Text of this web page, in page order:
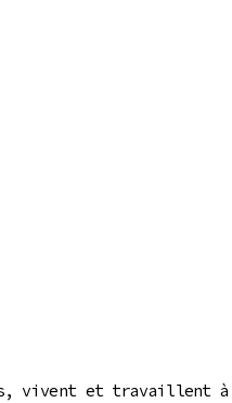
vivent et travaillent à